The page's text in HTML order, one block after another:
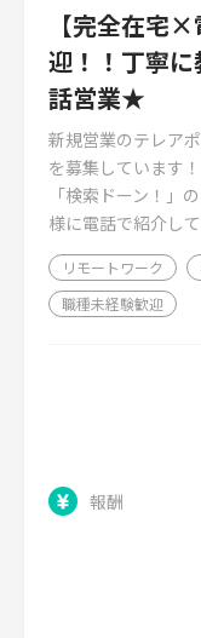
【完全在宅
迎！！丁寧
話営業★
新規営業のテレア
を募集しています
「検索ドーン！」
様に電話で紹介し
リモートワーク
職種未経験歓迎
報酬